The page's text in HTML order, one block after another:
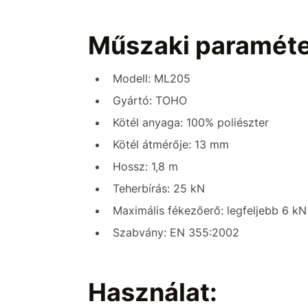
Műszaki
Modell: ML205
Gyártó: TOHO
Kötél anyaga: 100% poliészter
Kötél átmérője: 13 mm
Hossz: 1,8 m
Teherbírás: 25 kN
Maximális fékezőerő: legfeljebb 6 kN
Szabvány: EN 355:2002
Használat: